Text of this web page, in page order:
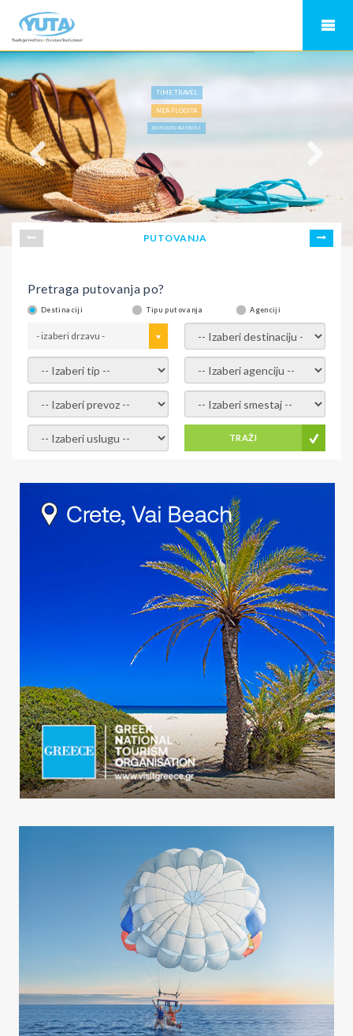
TIME TRAVEL
NEA FLOGITA
NEA FLOGITA-VILA TASOS 1
PUTOVANJA
Pretraga putovanja po?
Destinaciji Tipu putovanja Agenciji
- izaberi drzavu - - izaberi destinaciju -
- izaberi tip - - izaberi agenciju -
- izaberi prevoz - - Izaberite smestaj -
- Izaberite uslugu - TRAŽI